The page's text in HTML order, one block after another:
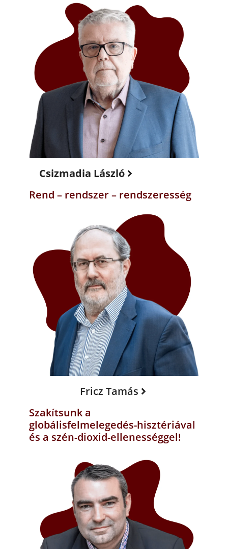
Csizmadia László
Rend – rendszer – rendszeresség
Fricz Tamás
Szakítsunk a
globálisfelmelegedés-hisztériával
és a szén-dioxid-ellenességgel!